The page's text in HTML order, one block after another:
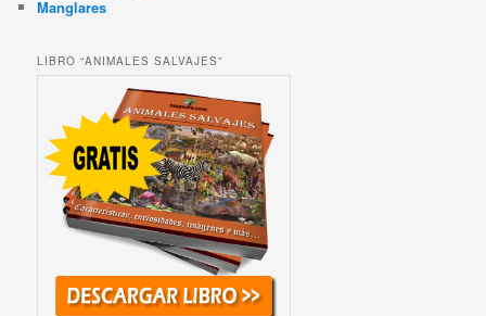
Manglares
LIBRO “ANIMALES SALVAJES”